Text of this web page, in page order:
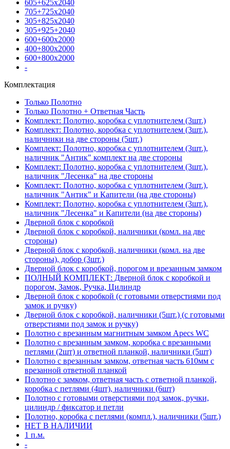
605+625х2040
705+725х2040
305+825х2040
305+925+2040
600+600х2000
400+800х2000
600+800х2000
-
Комплектация
Только Полотно
Только Полотно + Ответная Часть
Комплект: Полотно, коробка с уплотнителем (3шт.)
Комплект: Полотно, коробка с уплотнителем (3шт.),
наличники на две стороны (5шт.)
Комплект: Полотно, коробка с уплотнителем (3шт.),
наличник "Антик" комплект на две стороны
Комплект: Полотно, коробка с уплотнителем (3шт.),
наличник "Лесенка" на две стороны
Комплект: Полотно, коробка с уплотнителем (3шт.),
наличник "Антик" и Капители (на две стороны)
Комплект: Полотно, коробка с уплотнителем (3шт.),
наличник "Лесенка" и Капители (на две стороны)
Дверной блок с коробкой
Дверной блок с коробкой, наличники (комл. на две
стороны)
Дверной блок с коробкой, наличники (комл. на две
стороны), добор (3шт.)
Дверной блок с коробкой, порогом и врезанным замком
ПОЛНЫЙ КОМПЛЕКТ: Дверной блок с коробкой и
порогом, Замок, Ручка, Цилиндр
Дверной блок с коробкой (с готовыми отверстиями под
замок и ручку)
Дверной блок с коробкой, наличники (5шт.) (с готовыми
отверстиями под замок и ручку)
Полотно с врезанным магнитным замком Apecs WC
Полотно с врезанным замком, коробка с врезанными
петлями (2шт) и ответной планкой, наличники (5шт)
Полотно с врезанным замком, ответная часть 610мм с
врезанной ответной планкой
Полотно с замком, ответная часть с ответной планкой,
коробка с петлями (4шт), наличники (6шт)
Полотно с готовыми отверстиями под замок, ручки,
цилиндр / фиксатор и петли
Полотно, коробка с петлями (компл.), наличники (5шт.)
НЕТ В НАЛИЧИИ
1 п.м.
-